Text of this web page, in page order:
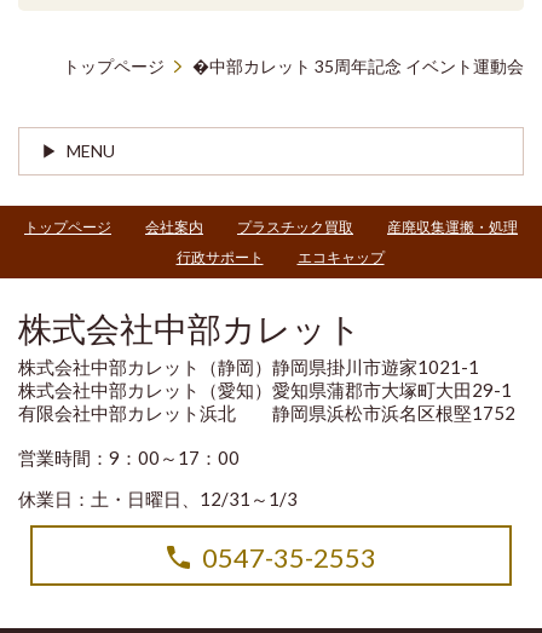
トップページ �中部カレット 35周年記念 イベント運動会
MENU
トップページ 会社案内 プラスチック買取
産廃収集運搬・処理
行政サポート
エコキャップ
株式会社中部カレット
株式会社中部カレット（静岡）静岡県掛川市遊家1021-1
株式会社中部カレット（愛知）愛知県蒲郡市大塚町大田29-1
有限会社中部カレット浜北 静岡県浜松市浜名区根堅1752
営業時間：9：00～17：00
休業日：土・日曜日、12/31～1/3
0547-35-2553